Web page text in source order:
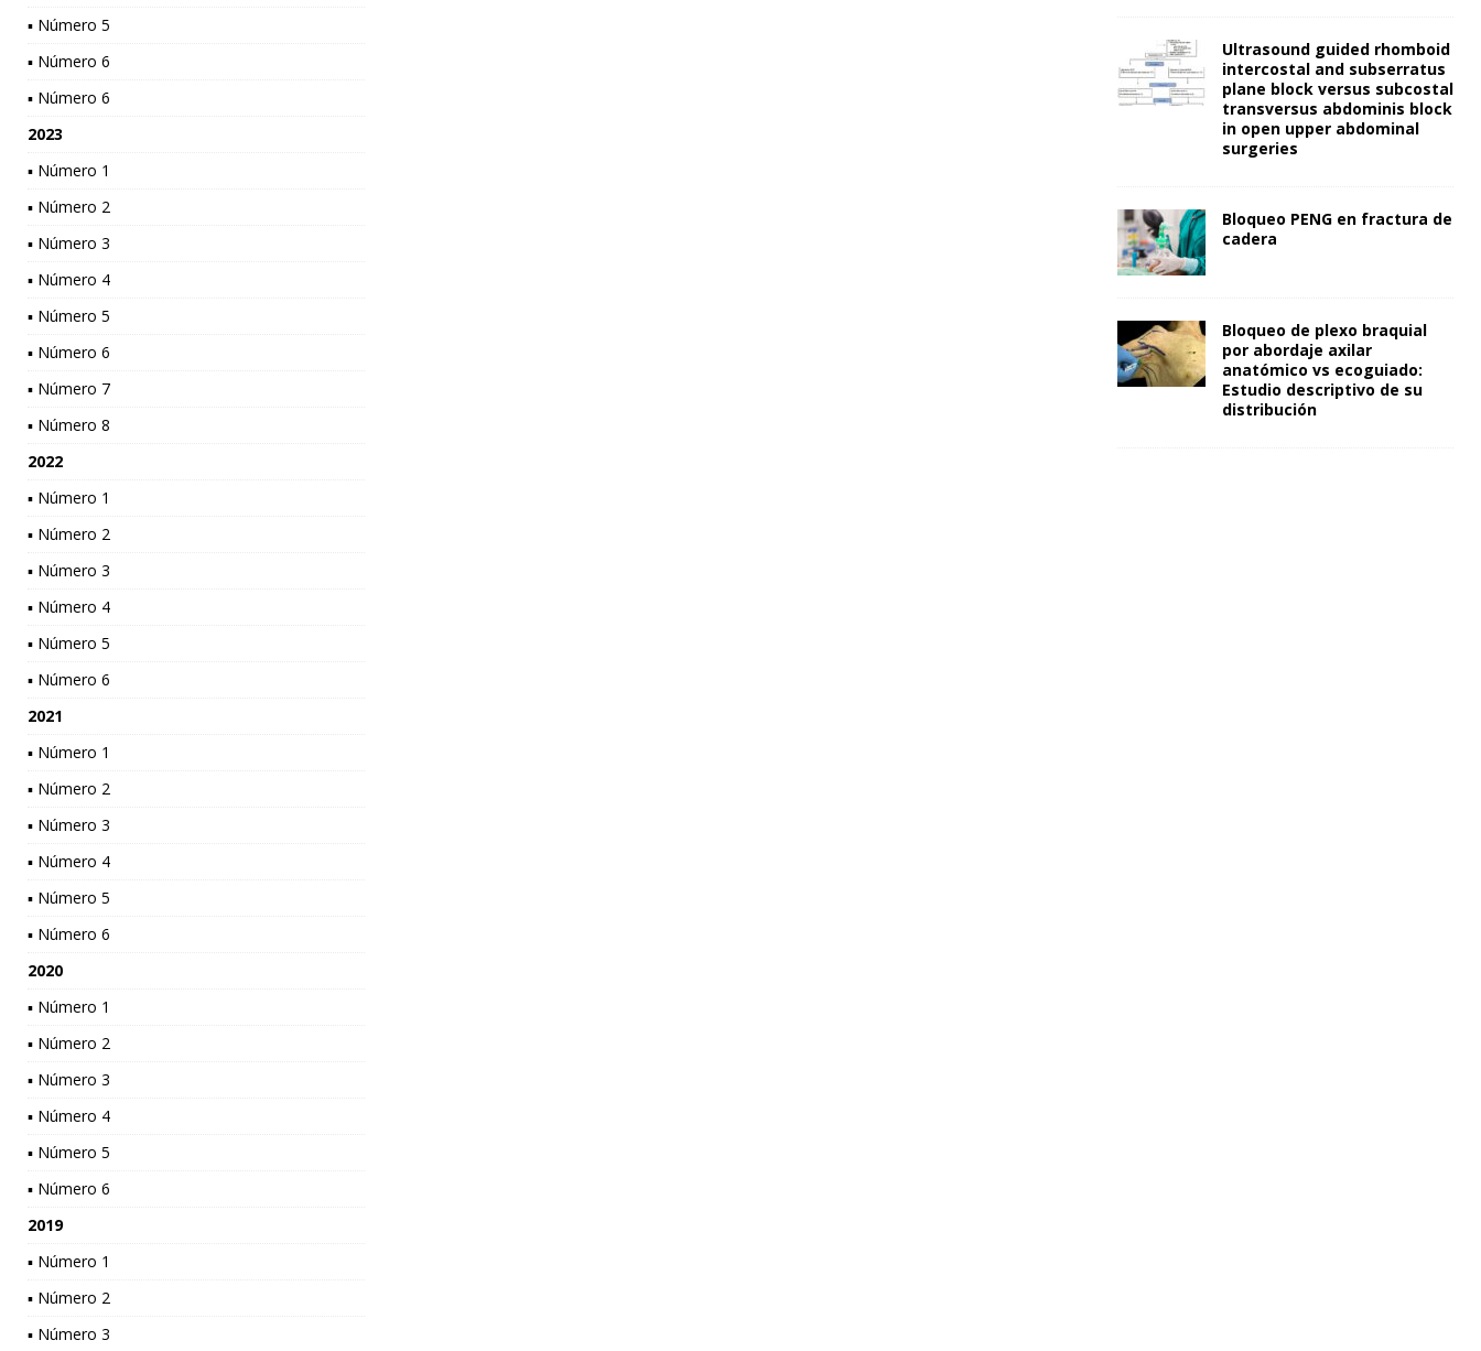
▪ Número 5
▪ Número 6
▪ Número 6
2023
▪ Número 1
▪ Número 2
▪ Número 3
▪ Número 4
▪ Número 5
▪ Número 6
▪ Número 7
▪ Número 8
2022
▪ Número 1
▪ Número 2
▪ Número 3
▪ Número 4
▪ Número 5
▪ Número 6
2021
▪ Número 1
▪ Número 2
▪ Número 3
▪ Número 4
▪ Número 5
▪ Número 6
2020
▪ Número 1
▪ Número 2
▪ Número 3
▪ Número 4
▪ Número 5
▪ Número 6
2019
▪ Número 1
▪ Número 2
▪ Número 3
Ultrasound guided rhomboid
intercostal and subserratus
plane block versus subcostal
transversus abdominis block
in open upper abdominal
surgeries
Bloqueo PENG en fractura de
cadera
Bloqueo de plexo braquial
por abordaje axilar
anatómico vs ecoguiado:
Estudio descriptivo de su
distribución